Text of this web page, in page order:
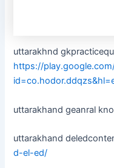
uttarakhnd
https://
uttarakhand geanral
uttarakhand
d-el-ed/